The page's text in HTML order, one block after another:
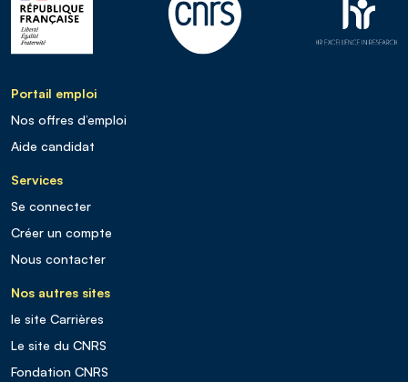
Portail emploi
Nos offres d’emploi
Aide candidat
Services
Se connecter
Créer un compte
Nous contacter
Nos autres sites
le site Carrières
Le site du CNRS
Fondation CNRS